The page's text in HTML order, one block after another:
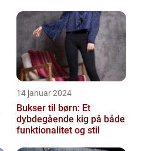
14 januar 2024
Bukser til børn: Et
dybdegående kig på både
funktionalitet og stil